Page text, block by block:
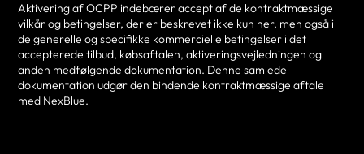
Aktivering af OCPP indebærer accept af de kontraktmæssige
vilkår og betingelser, der er beskrevet ikke kun her, men også i
de generelle og specifikke kommercielle betingelser i det
accepterede tilbud, købsaftalen, aktiveringsvejledningen og
anden medfølgende dokumentation. Denne samlede
dokumentation udgør den bindende kontraktmæssige aftale
med NexBlue.